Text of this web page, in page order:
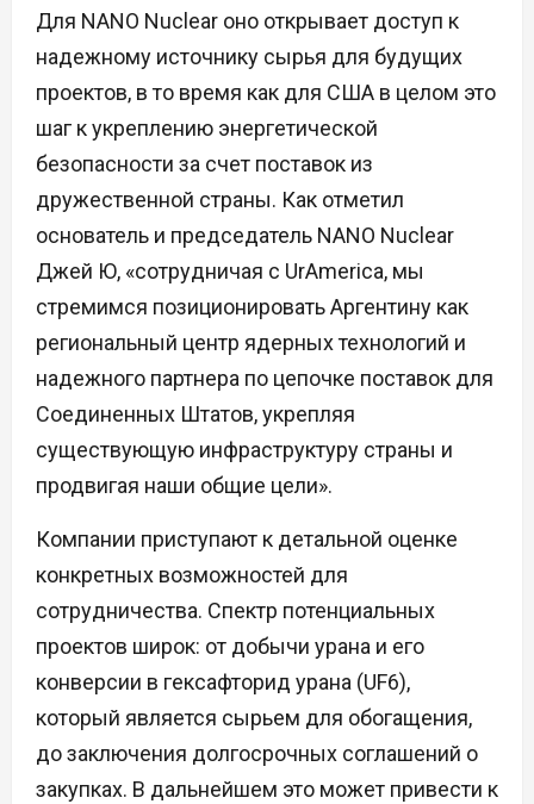
Для NANO Nuclear оно открывает доступ к
надежному источнику сырья для будущих
проектов, в то время как для США в целом это
шаг к укреплению энергетической
безопасности за счет поставок из
дружественной страны. Как отметил
основатель и председатель NANO Nuclear
Джей Ю, «сотрудничая с UrAmerica, мы
стремимся позиционировать Аргентину как
региональный центр ядерных технологий и
надежного партнера по цепочке поставок для
Соединенных Штатов, укрепляя
существующую инфраструктуру страны и
продвигая наши общие цели».
Компании приступают к детальной оценке
конкретных возможностей для
сотрудничества. Спектр потенциальных
проектов широк: от добычи урана и его
конверсии в гексафторид урана (UF6),
который является сырьем для обогащения,
до заключения долгосрочных соглашений о
закупках. В дальнейшем это может привести к